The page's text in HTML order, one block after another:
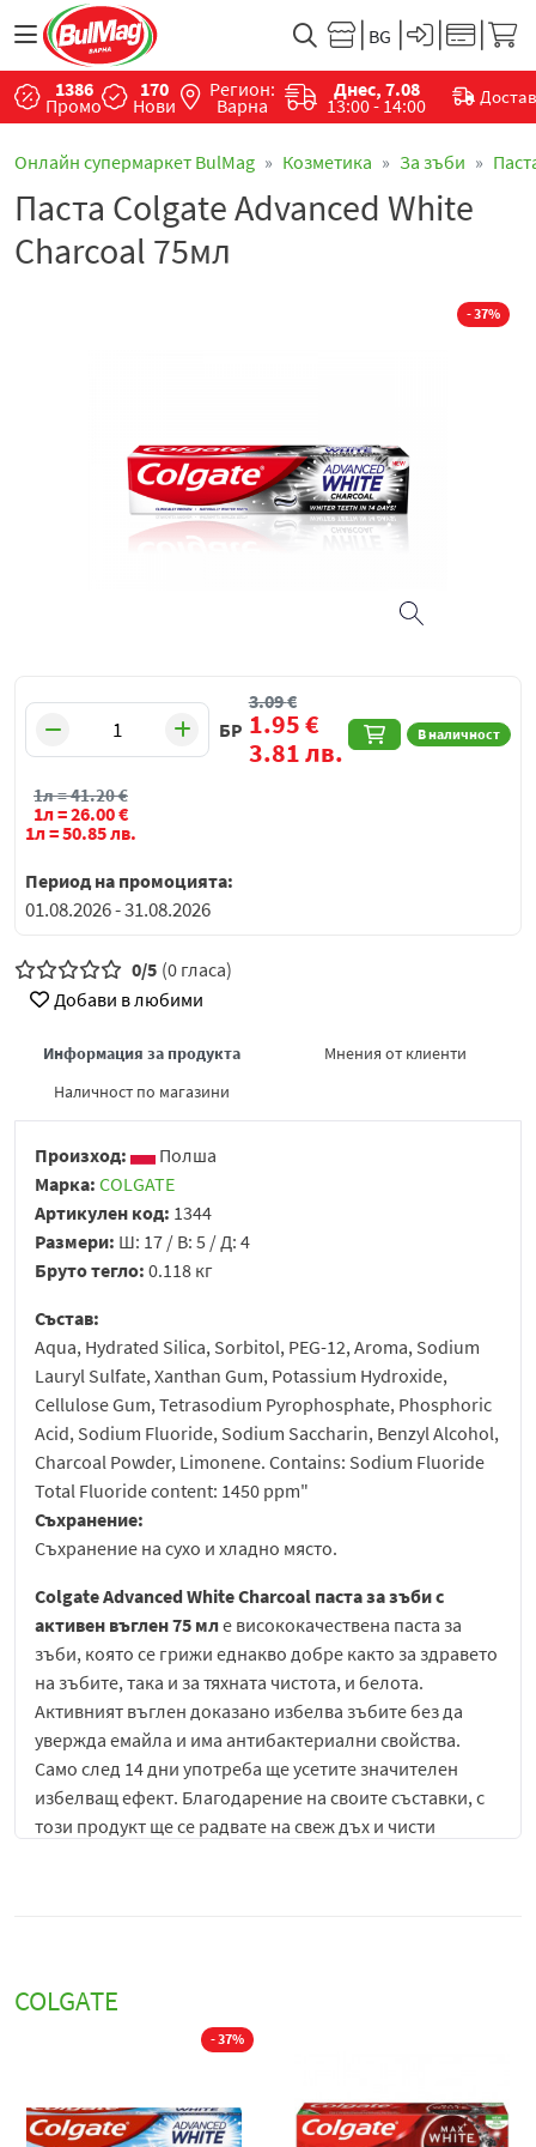
1386
Промо
170
Нови
Регион:
Варна
Днес, 7.08
13:00 - 14:00
Онлайн супермаркет BulMag Козметика За зъби
Паста Colgate Advanced White
Charcoal 75мл
- 37%
БР В наличност
3.09€
1.95€
3.81лв.
1л =41.20€
1л =26.00€
1л =50.85лв.
Период на промоцията:
01.08.2026 - 31.08.2026
0/5 (0 гласа)
Добави в любими
Информация за продукта
Мнения от клиенти
Наличност по магазини
Произход:
Полша
Марка: COLGATE
Артикулен код: 1344
Размери: Ш: 17 / В: 5 / Д: 4
Бруто тегло: 0.118 кг
Състав:
Aqua, Hydrated Silica, Sorbitol, PEG-12, Aroma, Sodium
Lauryl Sulfate, Xanthan Gum, Potassium Hydroxide,
Cellulose Gum, Tetrasodium Pyrophosphate, Phosphoric
Acid, Sodium Fluoride, Sodium Saccharin, Benzyl Alcohol,
Charcoal Powder, Limonene. Contains: Sodium Fluoride
Total Fluoride content: 1450 ppm"
Съхранение:
Съхранение на сухо и хладно място.
Colgate Advanced White Charcoal паста за зъби с
активен въглен 75 мле висококачествена паста за
зъби, която се грижи еднакво добре както за здравето
на зъбите, така и за тяхната чистота, и белота.
Активният въглен доказано избелва зъбите без да
увержда емайла и има антибактериални свойства.
Само след 14 дни употреба ще усетите значителен
избелващ ефект. Благодарение на своите съставки, с
този продукт ще се радвате на свеж дъх и чисти
Избелваща паста за зъби с активен въглен за по-бели
предназначена за щадящо избелване на зъбите.
Ефективно премахва нежеланата пигментация от
COLGATE
- 37%